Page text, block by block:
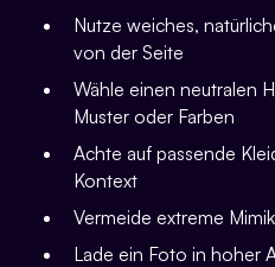
Nutze weiches,
von der Seite
Wähle einen neutralen
Muster oder Farben
Achte auf passende
Kontext
Vermeide extreme
Lade ein Foto in hoher